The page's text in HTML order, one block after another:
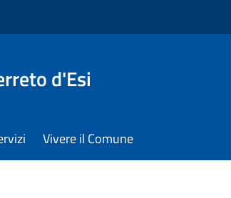
d'Esi
Vivere il Comune